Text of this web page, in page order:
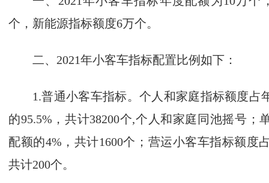
个，新能源指标额度6万个。
二、2021年小客车指标配置比例如下：
1.普通小客车指标。个人和家庭指标额度占
的95.5%，共计38200个,个人和家庭同池摇号；
配额的4%，共计1600个；营运小客车指标额度
共计200个。